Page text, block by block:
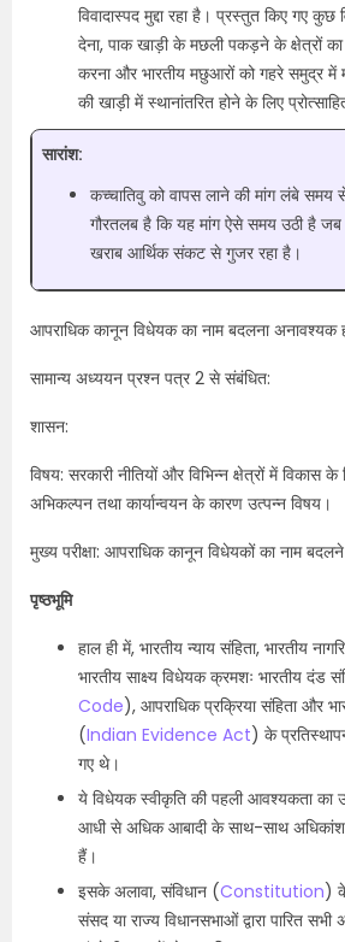
विवादास्पद मुद्दा रहा है। प्रस्तुत किए गए कुछ
देना, पाक खाड़ी के मछली पकड़ने के क्षेत्रों
करना और भारतीय मछुआरों को गहरे समुद्र
की खाड़ी में स्थानांतरित होने के लिए
सारांश:
कच्चातिवु को वापस लाने की मांग लंबे समय
गौरतलब है कि यह मांग ऐसे समय उठी है
खराब आर्थिक संकट से गुजर रहा है।
आपराधिक कानून विधेयक का नाम बदलना अनावश्यक
सामान्य अध्ययन प्रश्न पत्र 2 से संबंधित:
शासन:
विषय: सरकारी नीतियों और विभिन्न क्षेत्रों में
अभिकल्पन तथा कार्यान्वयन के कारण उत्पन्न विषय।
मुख्य परीक्षा: आपराधिक कानून विधेयकों का नाम बदलने
पृष्ठभूमि
हाल ही में, भारतीय न्याय संहिता, भारतीय
भारतीय साक्ष्य विधेयक क्रमशः भारतीय दंड
Code), आपराधिक प्रक्रिया संहिता और
(Indian Evidence Act) के
गए थे।
ये विधेयक स्वीकृति की पहली आवश्यकता का
आधी से अधिक आबादी के साथ-साथ अधिकांश
हैं।
इसके अलावा, संविधान (Constitution)
संसद या राज्य विधानसभाओं द्वारा पारित